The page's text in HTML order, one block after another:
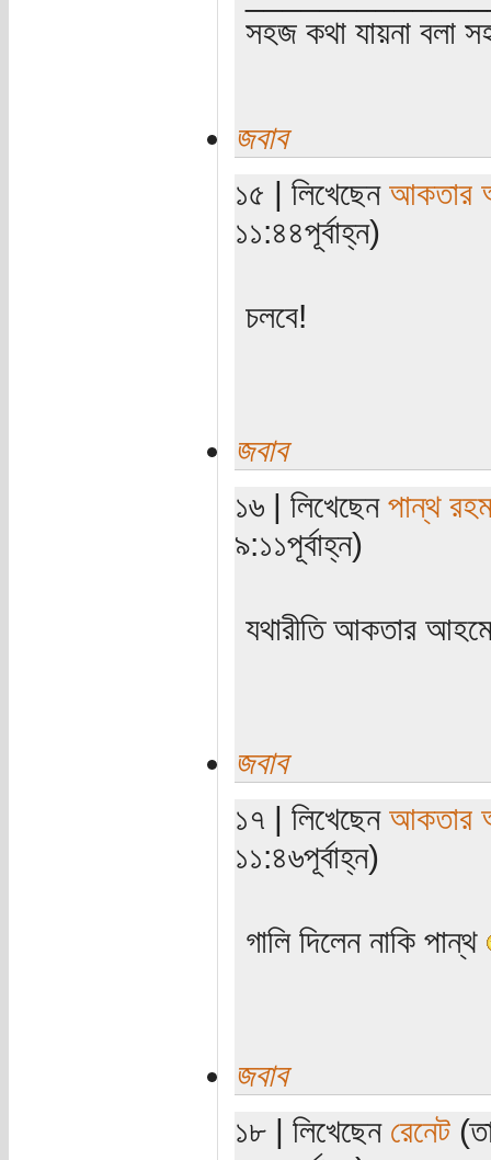
সহজ কথা যায়না বলা
জবাব
১৫ | লিখেছেন আকতার
১১:৪৪পূর্বাহ্ন)
চলবে!
জবাব
১৬ | লিখেছেন পান্থ
৯:১১পূর্বাহ্ন)
যথারীতি আকতার
জবাব
১৭ | লিখেছেন আকতার
১১:৪৬পূর্বাহ্ন)
গালি দিলেন নাকি পান্থ
জবাব
১৮ | লিখেছেন রেনেট